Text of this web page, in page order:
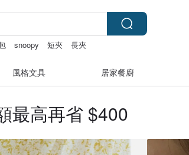
snoopy 短夾 長夾
風格文具 居家餐廚
最高再省 $400